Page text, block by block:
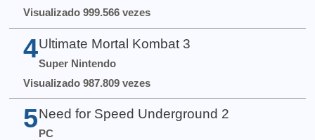
Visualizado 999.566 vezes
4 Ultimate Mortal Kombat 3
Super Nintendo
Visualizado 987.809 vezes
5 Need for Speed Underground 2
PC